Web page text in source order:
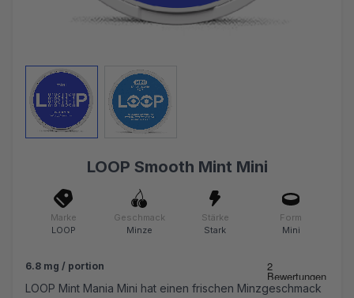
View larger imageView larger image
LOOP Smooth Mint Mini
Marke
LOOP
Geschmack
Minze
Stärke
Stark
Form
Mini
6.8 mg / portion
LOOP Mint Mania Mini hat einen frischen Minzgeschmack